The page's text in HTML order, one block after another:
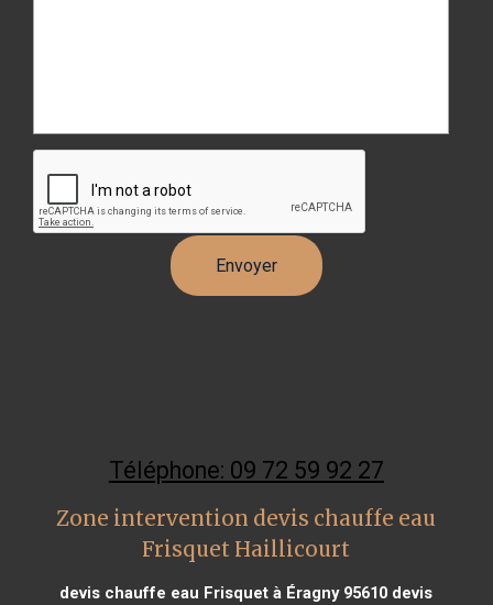
Téléphone: 09 72 59 92 27
Zone intervention devis chauffe eau
Frisquet Haillicourt
devis chauffe eau Frisquet à Éragny 95610 devis